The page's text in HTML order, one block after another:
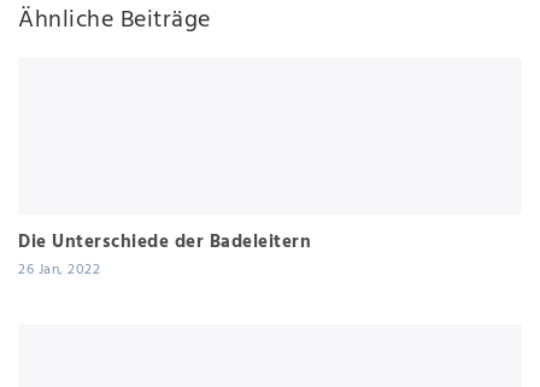
Ähnliche Beiträge
Die Unterschiede der Badeleitern
26 Jan, 2022